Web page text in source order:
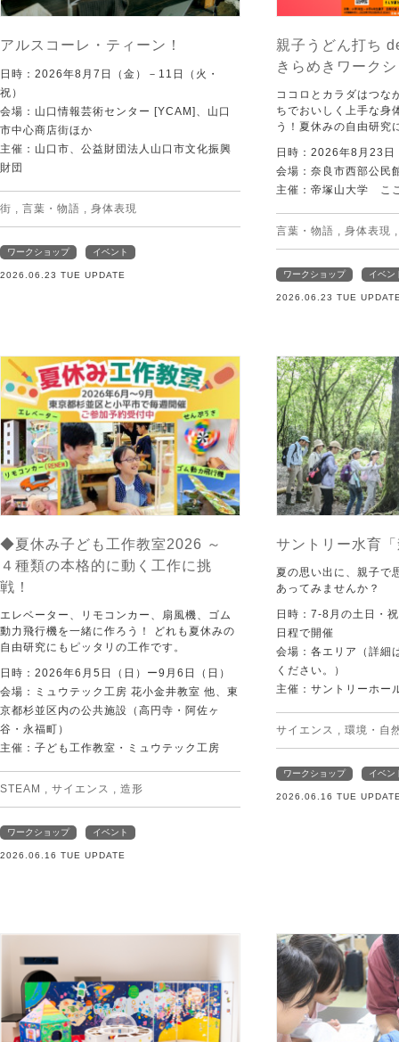
アルスコーレ・ティーン！
日時：2026年8月7日（金）－11日（火・
祝）
会場：山口情報芸術センター [YCAM]、山口
市中心商店街ほか
主催：山口市、公益財団法人山口市文化振興
財団
街 , 言葉・物語 , 身体表現
ワークショップ イベント
2026.06.23 TUE UPDATE
親子うどん打ち
きらめきワーク
ココロとカラダはつな
ちでおいしく上手な身
う！夏休みの自由研究
日時：2026年8月23日
会場：奈良市西部公民
主催：帝塚山大学 こ
言葉・物語 , 身体表現
ワークショップ イベン
2026.06.23 TUE
◆夏休み子ども工作教室2026 ～
４種類の本格的に動く工作に挑
戦！
エレベーター、リモコンカー、扇風機、ゴム
動力飛行機を一緒に作ろう！ どれも夏休みの
自由研究にもピッタリの工作です。
日時：2026年6月5日（日）ー9月6日（日）
会場：ミュウテック工房 花小金井教室 他、東
京都杉並区内の公共施設（高円寺・阿佐ヶ
谷・永福町）
主催：子ども工作教室・ミュウテック工房
STEAM , サイエンス , 造形
ワークショップ イベント
2026.06.16 TUE UPDATE
サントリー水育
夏の思い出に、親子で
あってみませんか？
日時：7-8月の土日・
日程で開催
会場：各エリア（詳細
ください。）
主催：サントリーホー
サイエンス , 環境・自
ワークショップ イベン
2026.06.16 TUE